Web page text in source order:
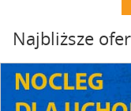
Najbliższe